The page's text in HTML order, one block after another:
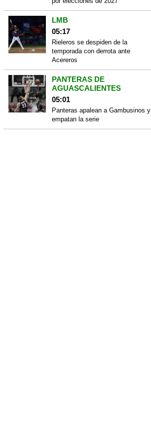
LMB
05:17
Rieleros se despiden de la
temporada con derrota ante
Acereros
PANTERAS DE
AGUASCALIENTES
05:01
Panteras apalean a Gambusinos y
empatan la serie